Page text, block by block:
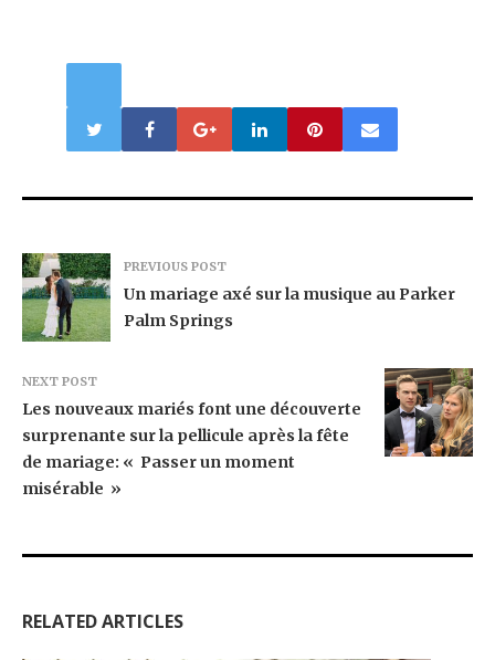
PREVIOUS POST
Un mariage axé sur la musique au Parker
Palm Springs
NEXT POST
Les nouveaux mariés font une découverte
surprenante sur la pellicule après la fête
de mariage: « Passer un moment
misérable »
RELATED ARTICLES